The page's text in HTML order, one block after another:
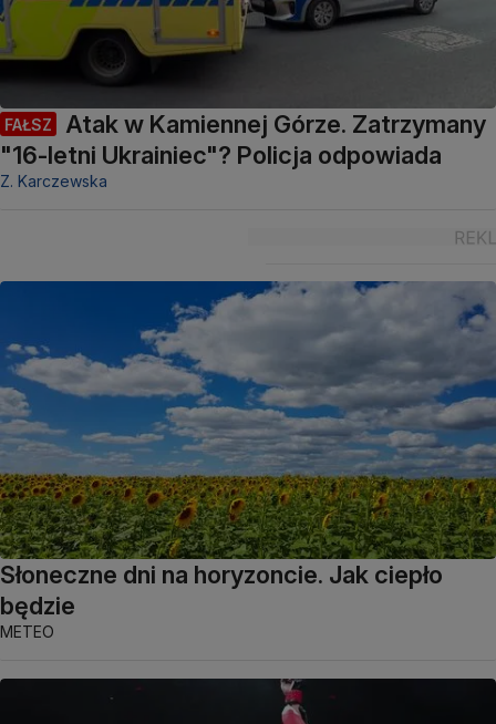
FAŁSZ
Atak w Kamiennej Górze. Zatrzymany
"16-letni Ukrainiec"? Policja odpowiada
Z. Karczewska
Słoneczne dni na horyzoncie. Jak ciepło
będzie
METEO